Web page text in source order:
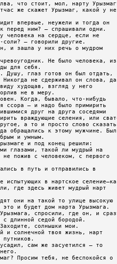
что стоит, мол, нарту
же скажет Урызмаг, какой у
впервые, неужели и тогда он
перед ним? – спрашивали одни.
человека на сердце, если не
– говорили другие.
и зашла у них речь о мудром
Не было человека, из
для себя.
Душу, глаз готов он был отдать,
Никогда не сдерживал он слова,
худощав, взгляд у него
не в меру.
Когда, бывало, что-нибудь
ссора – и надо было примирить
друг на друга соседями
враждующие селения, или
а то и просто слово
обращались к этому мужчине.
и умным.
и под конец решили:
глазами, такой ли мудрый на
пожив с человеком, с первого
в путь и отправились в
испытующих в нартское
где здесь живет мудрый нарт
они на такой то улице высокую
и будет дом нарта Урызмага.
спросили, где он, и
длинной седой бородой.
солнышки мои.
и солнечной твоя жизнь, нарт
путников.
сам же засуетился – то
Просим тебя, не беспокойся о